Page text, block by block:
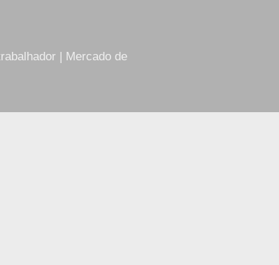
| Mercado de